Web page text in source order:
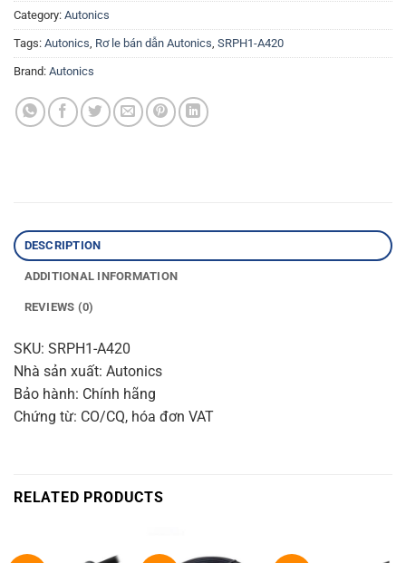
Category: Autonics
Tags: Autonics Rơ le bán dẫn Autonics SRPH1-A420
Brand: Autonics
DESCRIPTION
ADDITIONAL INFORMATION
REVIEWS (0)
SKU: SRPH1-A420
Nhà sản xuất: Autonics
Bảo hành: Chính hãng
Chứng từ: CO/CQ, hóa đơn VAT
RELATED PRODUCTS